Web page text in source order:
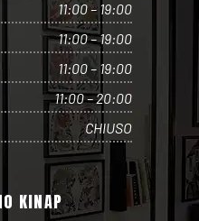
11:00 – 19:00
11:00 – 19:00
11:00 – 19:00
11:00 – 20:00
CHIUSO
KINAP